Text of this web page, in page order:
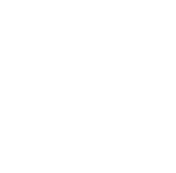
的魔族和龙族同样觊觎新世界，与
蚀神魂、扰乱秩序的暗紫色暗力；